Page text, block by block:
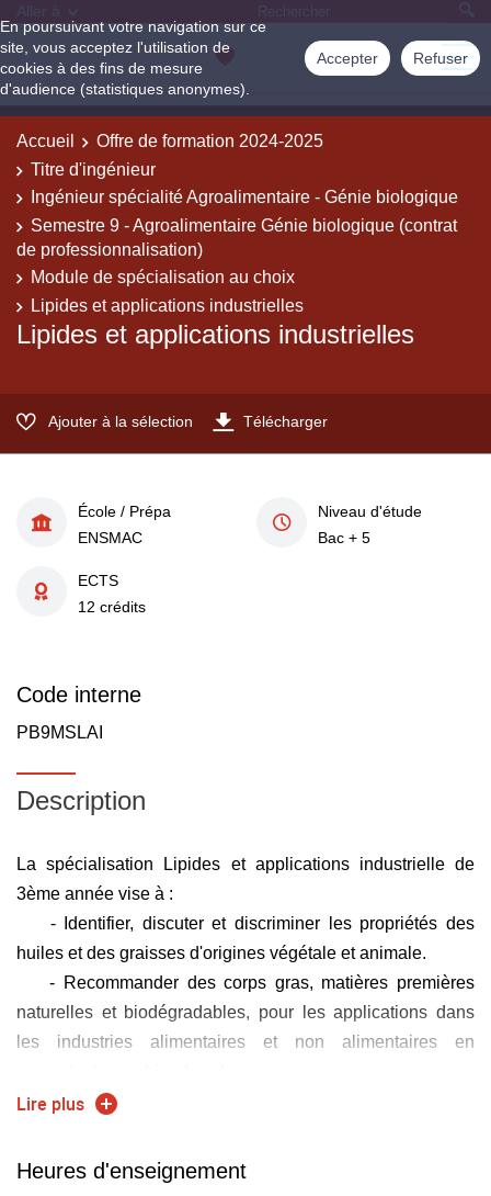
En poursuivant votre navigation sur ce
site, vous acceptez l'utilisation de
cookies à des fins de mesure
d'audience (statistiques anonymes).
Accepter Refuser
Accueil
Offre de formation 2024-2025
Titre d'ingénieur
Ingénieur spécialité Agroalimentaire - Génie biologique
Semestre 9 - Agroalimentaire Génie biologique (contrat
de professionnalisation)
Module de spécialisation au choix
Lipides et applications industrielles
Lipides et applications industrielles
Ajouter à la sélection Télécharger
École / Prépa
ENSMAC
Niveau d'étude
Bac + 5
ECTS
12 crédits
Code interne
PB9MSLAI
Description
La spécialisation Lipides et applications industrielle de
3ème année vise à :
- Identifier, discuter et discriminer les propriétés des
huiles et des graisses d'origines végétale et animale.
- Recommander des corps gras, matières premières
naturelles et biodégradables, pour les applications dans
les industries alimentaires et non alimentaires en
- Mettre en rapport les connaissances générales sur les
- Recommander des tendances et innovations des
Lire plus
Heures d'enseignement